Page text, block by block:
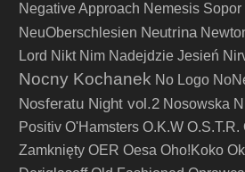
Negative Approach Nemesis Sopor
NeuOberschlesien Neutrina
Lord Nikt Nim Nadejdzie Jesień
Nocny Kochanek No Logo
Nosferatu Night vol.2 Nosowska
Positiv O'Hamsters O.K.W O.S.T.R.
Zamknięty OER Oesa Oho!Koko